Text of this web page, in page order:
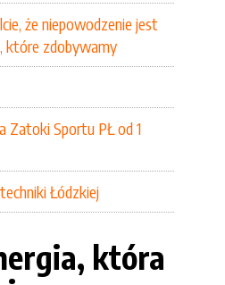
że niepowodzenie jest
które zdobywamy
Zatoki Sportu PŁ od 1
Łódzkiej
która